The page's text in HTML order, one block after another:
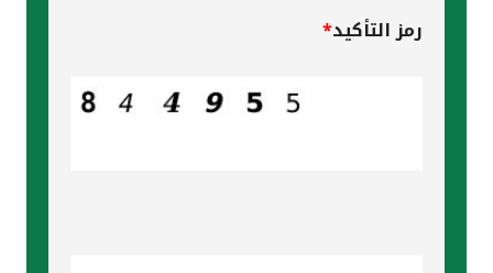
رمز التأكيد*